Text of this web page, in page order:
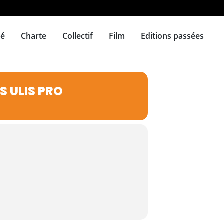
Charte Collectif Film Editions passées
ULIS PRO